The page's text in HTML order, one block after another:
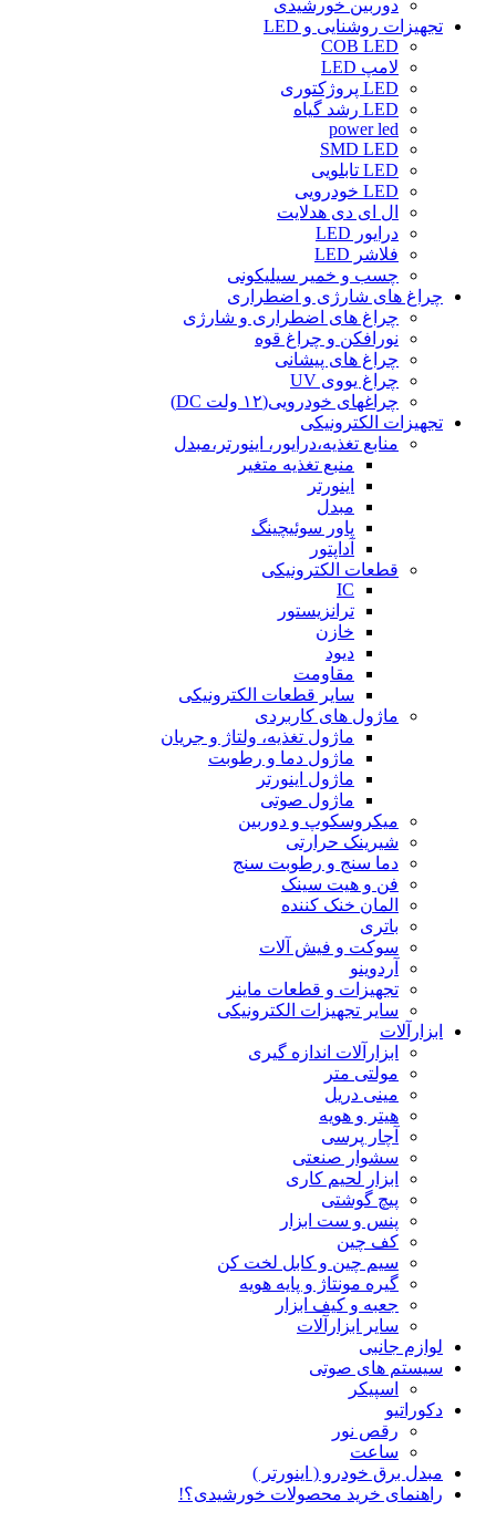
دوربین خورشیدی
تجهیزات روشنایی و LED
COB LED
لامپ LED
LED پروژکتوری
LED رشد گیاه
power led
SMD LED
LED تابلویی
LED خودرویی
ال ای دی هدلایت
درایور LED
فلاشر LED
چسب و خمیر سیلیکونی
چراغ های شارژی و اضطراری
چراغ های اضطراری و شارژی
نورافکن و چراغ قوه
چراغ های پیشانی
چراغ یووی UV
چراغهای خودرویی(۱۲ ولت DC)
تجهیزات الکترونیکی
منابع تغذیه،درایور، اینورتر،مبدل
منبع تغذیه متغیر
اینورتر
مبدل
پاور سوئیچینگ
آداپتور
قطعات الکترونیکی
IC
ترانزیستور
خازن
دیود
مقاومت
سایر قطعات الکترونیکی
ماژول های کاربردی
ماژول تغذیه، ولتاژ و جریان
ماژول دما و رطوبت
ماژول اینورتر
ماژول صوتی
میکروسکوپ و دوربین
شیرینک حرارتی
دما سنج و رطوبت سنج
فن و هیت سینک
المان خنک کننده
باتری
سوکت و فیش آلات
آردوینو
تجهیزات و قطعات ماینر
سایر تجهیزات الکترونیکی
ابزارآلات
ابزارآلات اندازه گیری
مولتی متر
مینی دریل
هیتر و هویه
آچار پرسی
سشوار صنعتی
ابزار لحیم کاری
پیچ گوشتی
پنس و ست ابزار
کف چین
سیم چین و کابل لخت کن
گیره مونتاژ و پایه هویه
جعبه و کیف ابزار
سایر ابزارآلات
لوازم جانبی
سیستم های صوتی
اسپیکر
دکوراتیو
رقص نور
ساعت
مبدل برق خودرو ( اینورتر )
راهنمای خرید محصولات خورشیدی؟!